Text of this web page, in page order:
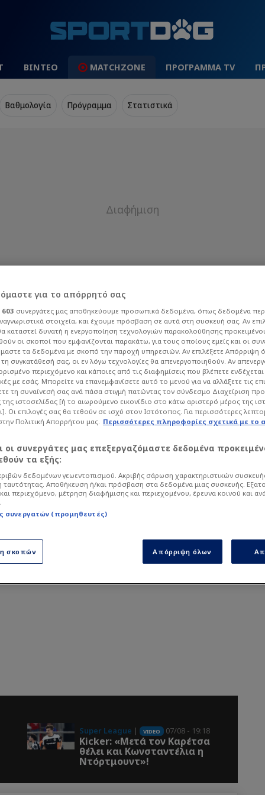
ΒΙΝΤΕΟ MATCHZONE ΠΡΟΓΡΑΜΜΑ TV
Βαθμολογία Πρόγραμμα Στατιστικά
μπουζούκια η
ο
συνεχίστηκε στο νυχτερινό μαγαζί
Αργυρός! Δείτε ΒΙΝΤΕΟ του
Super League | VIDEO 07/08 - 19:18
Kicker: «Μετά τον Καρέτσα
θέλει και Κωνσταντέλια η
Ντόρτμουντ»!
για το απόρρητό σας
603 συνεργάτες μας αποθηκεύουμε προσωπικά δεδομένα, όπως δεδομένα
στοιχεία, και έχουμε πρόσβαση σε αυτά στη συσκευή σας. Αν
καταστεί δυνατή η ενεργοποίηση τεχνολογιών παρακολούθησης
οι σκοποί που εμφανίζονται παρακάτω, για τους οποίους εμείς και οι
τα δεδομένα με σκοπό την παροχή υπηρεσιών. Αν επιλέξετε Απόρριψη
συγκατάθεσή σας, οι εν λόγω τεχνολογίες θα απενεργοποιηθούν. Αν
περιεχόμενο και κάποιες από τις διαφημίσεις που βλέπετε ενδέχεται
με εσάς. Μπορείτε να επανεμφανίσετε αυτό το μενού για να αλλάξετε τις
τη συναίνεσή σας ανά πάσα στιγμή πατώντας τον σύνδεσμο Διαχείριση
ιστοσελίδας [ή το αιωρούμενο εικονίδιο στο κάτω αριστερό μέρος της
Οι επιλογές σας θα τεθούν σε ισχύ στον Ιστότοπος. Για περισσότερες
Πολιτική Απορρήτου μας. Περισσότερες πληροφορίες σχετικά με το
οι συνεργάτες μας επεξεργαζόμαστε δεδομένα
τα εξής:
δεδομένων γεωεντοπισμού. Ακριβής σάρωση χαρακτηριστικών
ταυτότητας. Αποθήκευση ή/και πρόσβαση στα δεδομένα μιας συσκευής.
περιεχόμενο, μέτρηση διαφήμισης και περιεχομένου, έρευνα κοινού και
συνεργατών (προμηθευτές)
σκοπών Απόρριψη όλων